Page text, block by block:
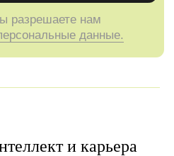
и карьера